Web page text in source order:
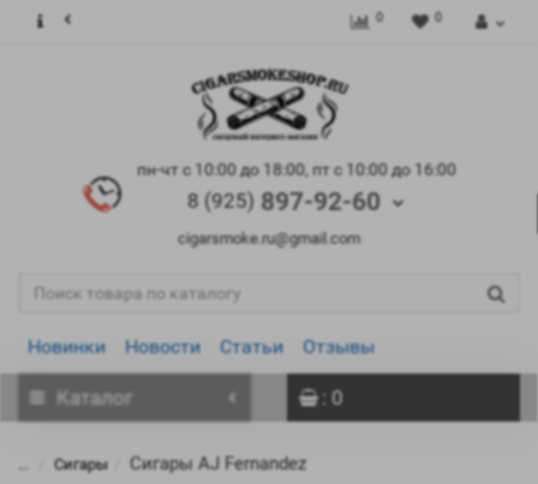
0 0
пн-чт с 10:00 до 18:00, пт с 10:00 до 16:00
8 (925) 897-92-60
cigarsmoke.ru@gmail.com
Новинки Новости Статьи Отзывы
Каталог : 0
Сигары Сигары AJ Fernandez